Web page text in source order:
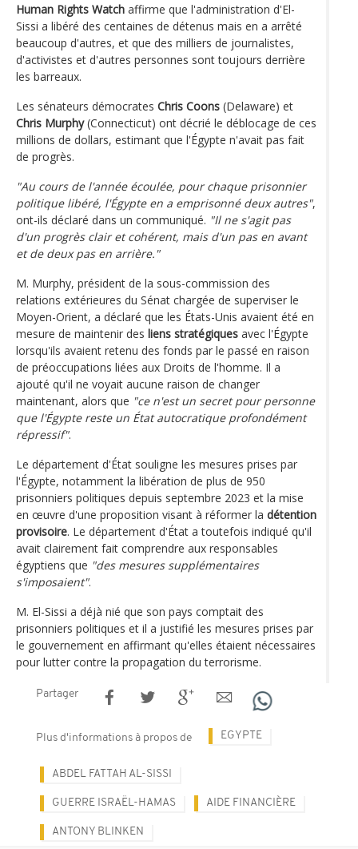
Human Rights Watch affirme que l'administration d'El-
Sissi a libéré des centaines de détenus mais en a arrêté
beaucoup d'autres, et que des milliers de journalistes,
d'activistes et d'autres personnes sont toujours derrière
les barreaux.
Les sénateurs démocrates Chris Coons (Delaware) et
Chris Murphy(Connecticut) ont décrié le déblocage de ces
millions de dollars, estimant que l'Égypte n'avait pas fait
de progrès.
"Au cours de l'année écoulée, pour chaque prisonnier
politique libéré, l'Égypte en a emprisonné deux autres",
ont-ils déclaré dans un communiqué. "Il ne s'agit pas
d'un progrès clair et cohérent, mais d'un pas en avant
et de deux pas en arrière."
M. Murphy, président de la sous-commission des
relations extérieures du Sénat chargée de superviser le
Moyen-Orient, a déclaré que les États-Unis avaient été en
mesure de maintenir des liens stratégiques avec l'Égypte
lorsqu'ils avaient retenu des fonds par le passé en raison
de préoccupations liées aux Droits de l'homme. Il a
ajouté qu'il ne voyait aucune raison de changer
maintenant, alors que "ce n'est un secret pour personne
que l'Égypte reste un État autocratique profondément
répressif".
Le département d'État souligne les mesures prises par
l'Égypte, notamment la libération de plus de 950
prisonniers politiques depuis septembre 2023 et la mise
en œuvre d'une proposition visant à réformer la détention
provisoire. Le département d'État a toutefois indiqué qu'il
avait clairement fait comprendre aux responsables
égyptiens que "des mesures supplémentaires
s'imposaient".
M. El-Sissi a déjà nié que son pays comptait des
prisonniers politiques et il a justifié les mesures prises par
le gouvernement en affirmant qu'elles étaient nécessaires
pour lutter contre la propagation du terrorisme.
Partager
Plus d'informations à propos de EGYPTE
ABDEL FATTAH AL-SISSI
GUERRE ISRAËL-HAMAS AIDE FINANCIÈRE
ANTONY BLINKEN